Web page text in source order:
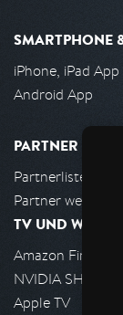
SMARTPHONE
iPhone, iPad App
Android App
PARTNER
Partnerliste
Partner werden
TV UND
Amazon FireTV
NVIDIA SHIELD,
Apple TV